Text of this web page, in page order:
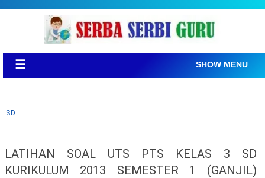
☰ SHOW MENU
SD
LATIHAN SOAL UTS PTS KELAS 3 SD
KURIKULUM 2013 SEMESTER 1 (GANJIL)